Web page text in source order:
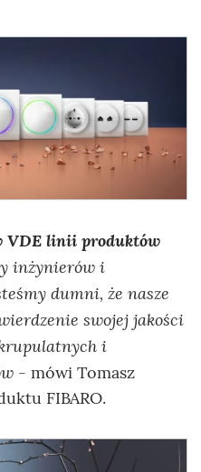
VDE linii produktów
inżynierów i
dumni, że nasze
swojej jakości
i
- mówi Tomasz
FIBARO.